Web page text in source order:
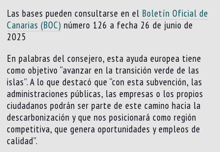
Las bases pueden consultarse en el Boletín Oficial de
Canarias (BOC) número 126 a fecha 26 de junio de
2025
En palabras del consejero, esta ayuda europea tiene
como objetivo “avanzar en la transición verde de las
islas”. A lo que destacó que “con esta subvención, las
administraciones públicas, las empresas o los propios
ciudadanos podrán ser parte de este camino hacia la
descarbonización y que nos posicionará como región
competitiva, que genera oportunidades y empleos de
calidad”.